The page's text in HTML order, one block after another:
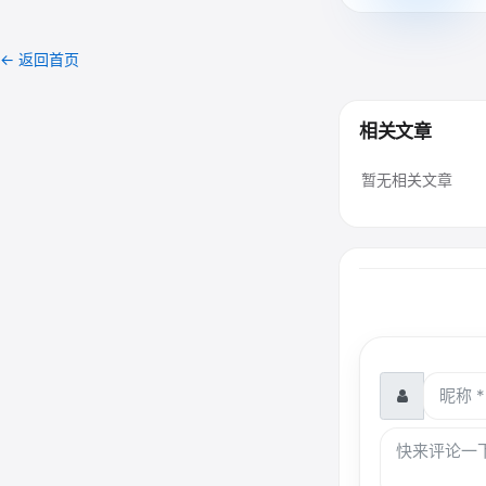
← 返回首页
相关文章
暂无相关文章